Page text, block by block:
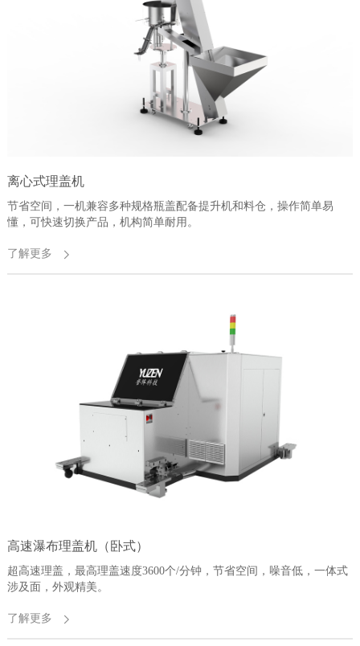
离心式理盖机
节省空间，一机兼容多种规格瓶盖配备提升机和料仓，操作简单易
懂，可快速切换产品，机构简单耐用。
了解更多
高速瀑布理盖机（卧式）
超高速理盖，最高理盖速度3600个/分钟，节省空间，噪音低，一体式
涉及面，外观精美。
了解更多